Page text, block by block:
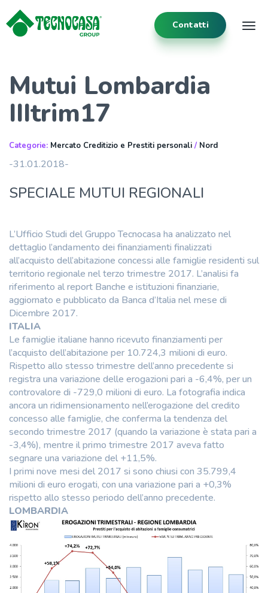
Contatti
Mutui Lombardia
IIItrim17
Categorie: Mercato Creditizio e Prestiti personali / Nord
-31.01.2018-
SPECIALE MUTUI REGIONALI
L’Ufficio Studi del Gruppo Tecnocasa ha analizzato nel
dettaglio l’andamento dei finanziamenti finalizzati
all’acquisto dell’abitazione concessi alle famiglie residenti sul
territorio regionale nel terzo trimestre 2017. L’analisi fa
riferimento al report Banche e istituzioni finanziarie,
aggiornato e pubblicato da Banca d’Italia nel mese di
Dicembre 2017.
ITALIA
Le famiglie italiane hanno ricevuto finanziamenti per
l’acquisto dell’abitazione per 10.724,3 milioni di euro.
Rispetto allo stesso trimestre dell’anno precedente si
registra una variazione delle erogazioni pari a -6,4%, per un
controvalore di -729,0 milioni di euro. La fotografia indica
ancora un ridimensionamento nell’erogazione del credito
concesso alle famiglie, che conferma la tendenza del
secondo trimestre 2017 (quando la variazione è stata pari a
-3,4%), mentre il primo trimestre 2017 aveva fatto
segnare una variazione del +11,5%.
I primi nove mesi del 2017 si sono chiusi con 35.799,4
milioni di euro erogati, con una variazione pari a +0,3%
rispetto allo stesso periodo dell’anno precedente.
LOMBARDIA